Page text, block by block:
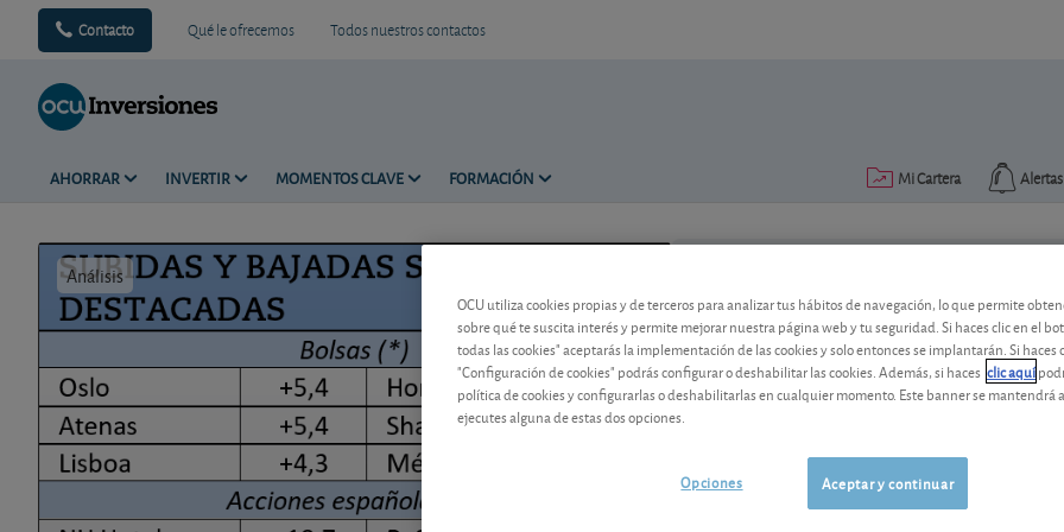
Contacto Qué le ofrecemos Todos nuestros contactos
AHORRAR INVERTIR MOMENTOS CLAVE FORMACIÓN Alertas
Mi Cartera
Análisis
Clima bursátil: ¡máximos
Las bolsas no dejan de ganar terreno
norteamericana. Precaución.
OCU utiliza cookies propias y de terceros para analizar tus hábitos de navegación, lo que permite
sobre qué te suscita interés y permite mejorar nuestra página web y tu seguridad. Si haces clic en el
todas las cookies" aceptarás la implementación de las cookies y solo entonces se implantarán. Si haces
"Configuración de cookies" podrás configurar o deshabilitar las cookies. Además, si haces clic aquí
política de cookies y configurarlas o deshabilitarlas en cualquier momento. Este banner se mantendrá
ejecutes alguna de estas dos opciones.
Aceptar y continuar
Opciones